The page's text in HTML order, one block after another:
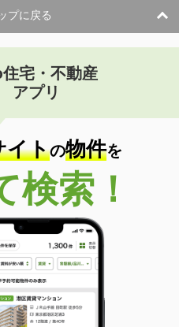
プに戻る
宅・不動産
アプリ
イトの物件を
検索！